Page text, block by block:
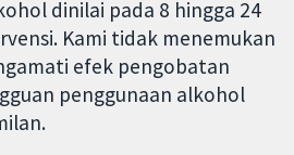
dinilai pada 8 hingga 24
Kami tidak menemukan
efek pengobatan
penggunaan alkohol